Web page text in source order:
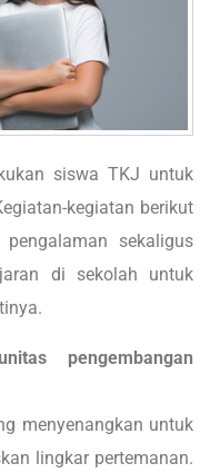
siswa TKJ untuk
kegiatan berikut
sekaligus
di sekolah untuk
pengembangan
menyenangkan untuk
lingkar pertemanan.